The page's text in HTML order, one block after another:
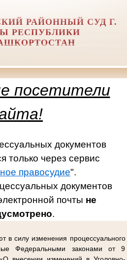
РАЙОННЫЙ СУД Г.
РЕСПУБЛИКИ
посетители
документов
только через сервис
правосудие".
документов
почты не
.
в силу изменения процессуального
Федеральными законами от 9